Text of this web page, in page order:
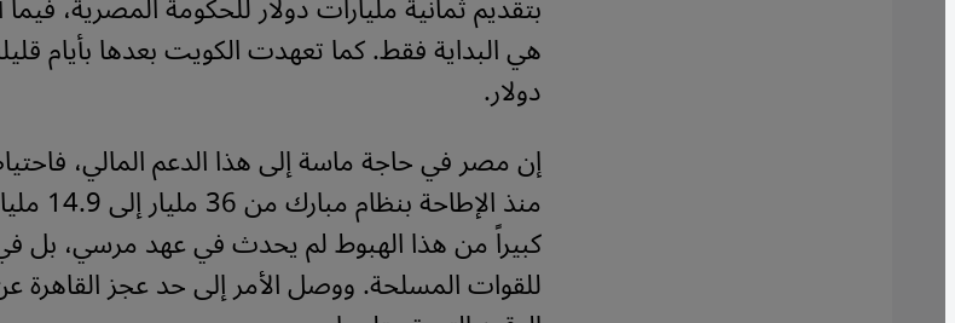
هي البداية فقط. كما تعهدت الكويت بعدها بأيام
دولار.
إن مصر في حاجة ماسة إلى هذا الدعم المالي،
منذ
كبيراً من هذا الهبوط لم يحدث في عهد مرسي، بل
للقوات المسلحة. ووصل الأمر إلى حد عجز